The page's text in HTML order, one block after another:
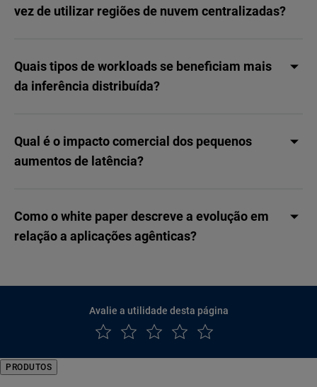
vez de utilizar regiões de nuvem centralizadas?
Quais tipos de workloads se beneficiam mais
da inferência distribuída?
Qual é o impacto comercial dos pequenos
aumentos de latência?
Como o white paper descreve a evolução em
relação a aplicações agênticas?
Avalie a utilidade desta página
PRODUTOS